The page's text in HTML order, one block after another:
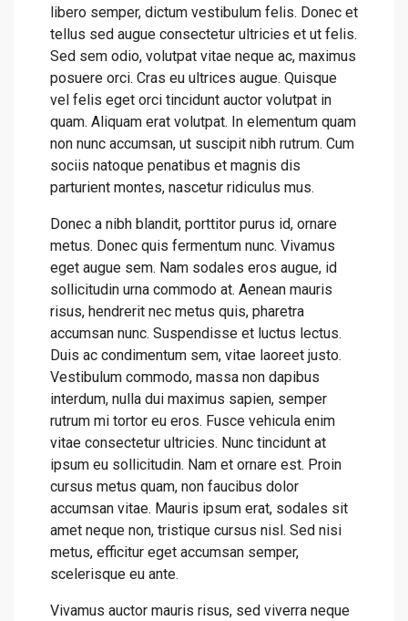
libero semper, dictum vestibulum felis. Donec et
tellus sed augue consectetur ultricies et ut felis.
Sed sem odio, volutpat vitae neque ac, maximus
posuere orci. Cras eu ultrices augue. Quisque
vel felis eget orci tincidunt auctor volutpat in
quam. Aliquam erat volutpat. In elementum quam
non nunc accumsan, ut suscipit nibh rutrum. Cum
sociis natoque penatibus et magnis dis
parturient montes, nascetur ridiculus mus.
Donec a nibh blandit, porttitor purus id, ornare
metus. Donec quis fermentum nunc. Vivamus
eget augue sem. Nam sodales eros augue, id
sollicitudin urna commodo at. Aenean mauris
risus, hendrerit nec metus quis, pharetra
accumsan nunc. Suspendisse et luctus lectus.
Duis ac condimentum sem, vitae laoreet justo.
Vestibulum commodo, massa non dapibus
interdum, nulla dui maximus sapien, semper
rutrum mi tortor eu eros. Fusce vehicula enim
vitae consectetur ultricies. Nunc tincidunt at
ipsum eu sollicitudin. Nam et ornare est. Proin
cursus metus quam, non faucibus dolor
accumsan vitae. Mauris ipsum erat, sodales sit
amet neque non, tristique cursus nisl. Sed nisi
metus, efficitur eget accumsan semper,
scelerisque eu ante.
Vivamus auctor mauris risus, sed viverra neque